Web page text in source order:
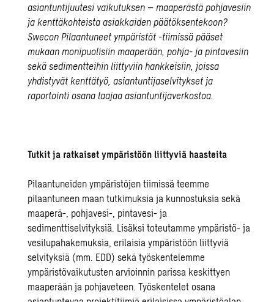
asiantuntijuutesi vaikutuksen – maaperästä pohjavesiin
ja kenttäkohteista asiakkaiden päätöksentekoon?
Swecon Pilaantuneet ympäristöt -tiimissä pääset
mukaan monipuolisiin maaperään, pohja- ja pintavesiin
sekä sedimentteihin liittyviin hankkeisiin, joissa
yhdistyvät kenttätyö, asiantuntijaselvitykset ja
raportointi osana laajaa asiantuntijaverkostoa.
Tutkit ja ratkaiset ympäristöön liittyviä haasteita
Pilaantuneiden ympäristöjen tiimissä teemme
pilaantuneen maan tutkimuksia ja kunnostuksia sekä
maaperä-, pohjavesi-, pintavesi- ja
sedimenttiselvityksiä. Lisäksi toteutamme ympäristö- ja
vesilupahakemuksia, erilaisia ympäristöön liittyviä
selvityksiä (mm. EDD) sekä työskentelemme
ympäristövaikutusten arvioinnin parissa keskittyen
maaperään ja pohjaveteen. Työskentelet osana